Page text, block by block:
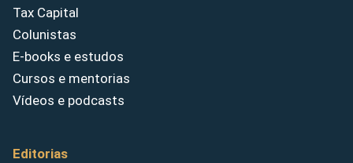
Tax Capital
Colunistas
E-books e estudos
Cursos e mentorias
Vídeos e podcasts
Editorias